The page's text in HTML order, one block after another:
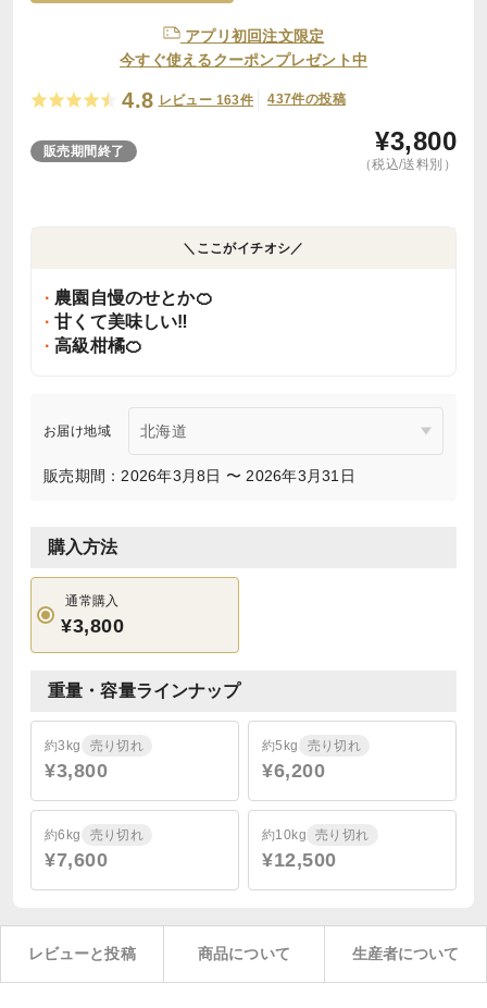
アプリ初回注文限定
今すぐ使えるクーポンプレゼント中
4.8 レビュー 163件 437件の投稿
販売期間終了 ¥3,800
（税込/送料別）
＼ここがイチオシ／
農園自慢のせとか🍊
甘くて美味しい‼️
高級柑橘🍊
お届け地域
販売期間：2026年3月8日 〜 2026年3月31日
購入方法
通常購入
¥3,800
重量・容量ラインナップ
約3kg 売り切れ
¥3,800
約5kg 売り切れ
¥6,200
約6kg 売り切れ
¥7,600
約10kg 売り切れ
¥12,500
レビューと投稿 商品について 生産者について